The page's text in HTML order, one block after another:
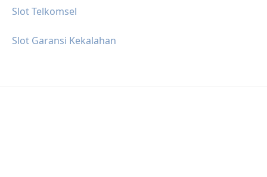
Slot Telkomsel
Slot Garansi Kekalahan